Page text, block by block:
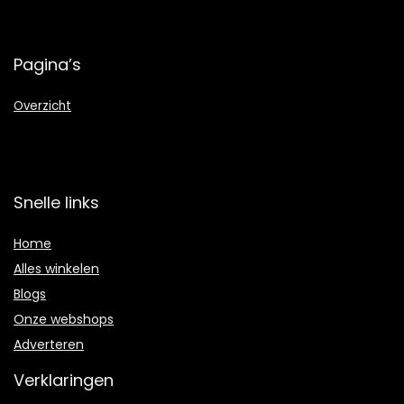
Pagina’s
Overzicht
Snelle links
Home
Alles winkelen
Blogs
Onze webshops
Adverteren
Verklaringen